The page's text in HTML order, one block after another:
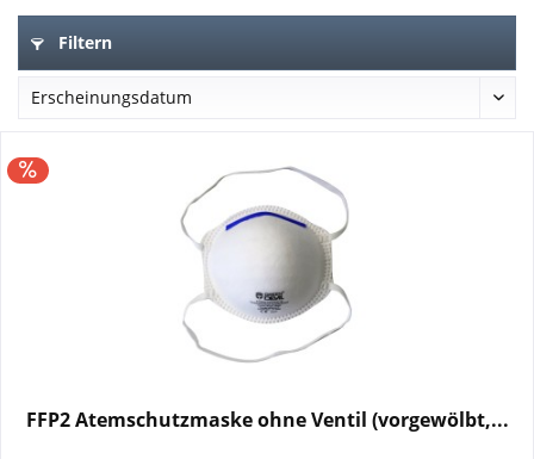
Filtern
FFP2 Atemschutzmaske ohne Ventil (vorgewölbt,...